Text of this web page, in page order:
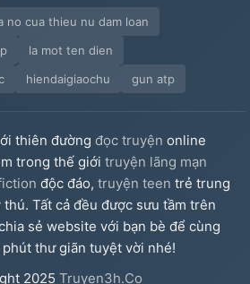
cua thieu nu dam loan
la mot ten dien
hiendaigiaochu gun atp
thiên đường đọc truyện online
trong thế giới truyện lãng mạn
độc đáo, truyện teen trẻ trung
thú. Tất cả đều được sưu tầm trên
sẻ website với bạn bè để cùng
thư giãn tuyệt vời nhé!
2025 Truyen3h.Co